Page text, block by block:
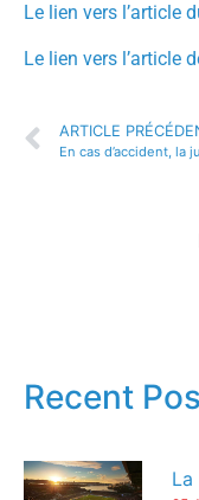
Le lien vers l’article
Le lien vers l’article
ARTICLE
Recent